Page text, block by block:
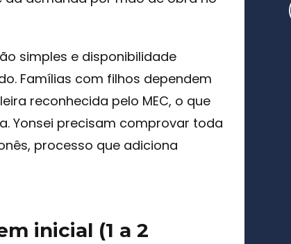
simples e disponibilidade
Famílias com filhos dependem
reconhecida pelo MEC, o que
Yonsei precisam comprovar toda
processo que adiciona
inicial (1 a 2